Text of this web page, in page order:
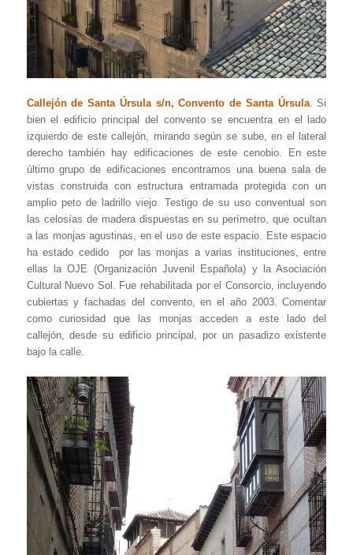
Callejón de Santa Úrsula s/n, Convento de Santa Úrsula. Si
bien el edificio principal del convento se encuentra en el lado
izquierdo de este callejón, mirando según se sube, en el lateral
derecho también hay edificaciones de este cenobio. En este
último grupo de edificaciones encontramos una buena sala de
vistas construida con estructura entramada protegida con un
amplio peto de ladrillo viejo. Testigo de su uso conventual son
las celosías de madera dispuestas en su perímetro, que ocultan
a las monjas agustinas, en el uso de este espacio. Este espacio
ha estado cedido por las monjas a varias instituciones, entre
ellas la OJE (Organización Juvenil Española) y la Asociación
Cultural Nuevo Sol. Fue rehabilitada por el Consorcio, incluyendo
cubiertas y fachadas del convento, en el año 2003. Comentar
como curiosidad que las monjas acceden a este lado del
callejón, desde su edificio principal, por un pasadizo existente
bajo la calle.